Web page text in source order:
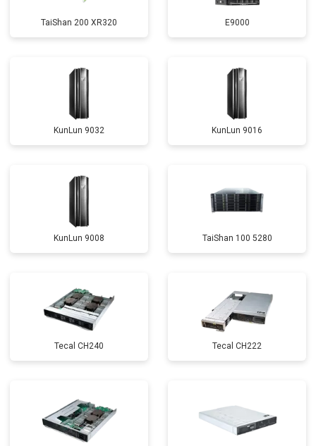
TaiShan 200 XR320 E9000
KunLun 9032 KunLun 9016
KunLun 9008 TaiShan 100 5280
Tecal CH240 Tecal CH222